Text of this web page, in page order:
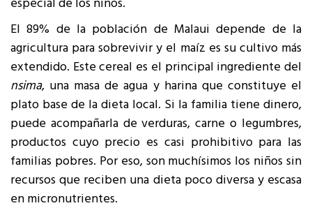
El 89% de la población de Malaui depende de la
agricultura para sobrevivir y el maíz es su cultivo más
extendido. Este cereal es el principal ingrediente del
nsima, una masa de agua y harina que constituye el
plato base de la dieta local. Si la familia tiene dinero,
puede acompañarla de verduras, carne o legumbres,
productos cuyo precio es casi prohibitivo para las
familias pobres. Por eso, son muchísimos los niños sin
recursos que reciben una dieta poco diversa y escasa
en micronutrientes.